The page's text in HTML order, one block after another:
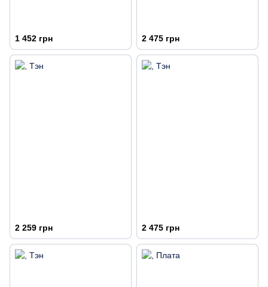
1 452 грн 2 475 грн
2 259 грн 2 475 грн